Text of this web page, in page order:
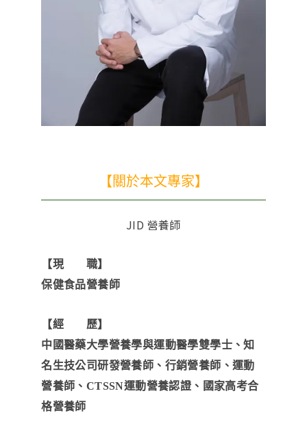
【關於本文專家】
JID 營養師
【現 職】
保健食品營養師
【經 歷】
中國醫藥大學營養學與運動醫學雙學士、知
名生技公司研發營養師、行銷營養師、運動
營養師、CTSSN運動營養認證、國家高考合
格營養師